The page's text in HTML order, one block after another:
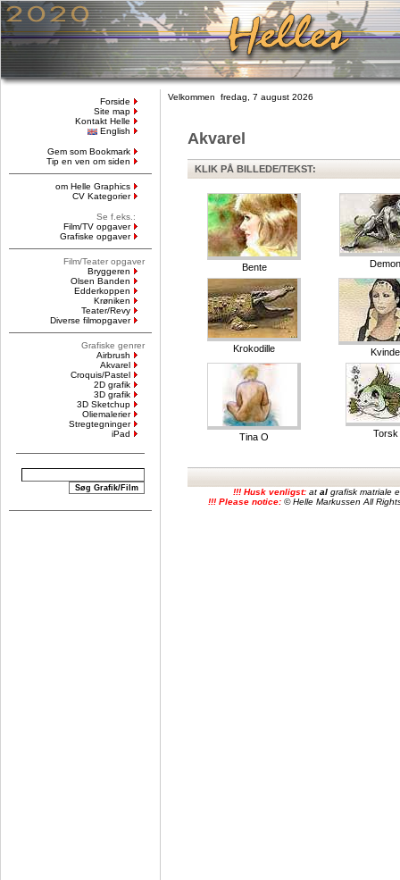
Forside
Site map
Kontakt Helle
English
Gem som Bookmark
Tip en ven om siden
om Helle Graphics
CV Kategorier
Se f.eks.:
Film/TV opgaver
Grafiske opgaver
Film/Teater opgaver
Bryggeren
Olsen Banden
Edderkoppen
Krøniken
Teater/Revy
Diverse filmopgaver
Grafiske genrer
Airbrush
Akvarel
Croquis/Pastel
2D grafik
3D grafik
3D Sketchup
Oliemalerier
Stregtegninger
iPad
Velkommen fredag, 7 august 2026
Akvarel
KLIK PÅ BILLEDE/TEKST:
Bente Demon
Krokodille Kvinde
Tina O Torsk
!!! Husk venligst: at al grafisk matriale
!!! Please notice:© Helle Markussen All